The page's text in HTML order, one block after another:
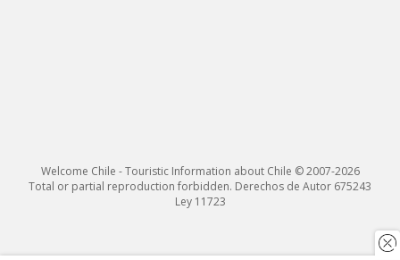
Welcome Chile - Touristic Information about Chile © 2007-2026
Total or partial reproduction forbidden. Derechos de Autor 675243
Ley 11723